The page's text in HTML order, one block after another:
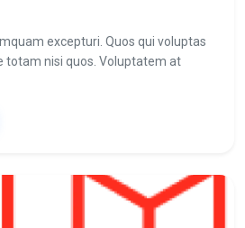
excepturi. Quos qui voluptas
totam nisi quos. Voluptatem at